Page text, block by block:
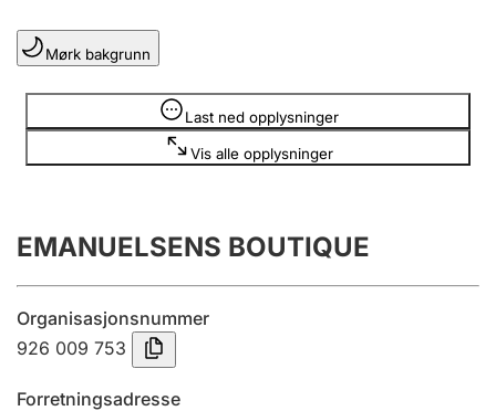
Lag og forening
Registrere, endre, slette
Årsregnskap
Innsending og forsinkelsesgebyr
Mørk bakgrunn
Last ned opplysninger
Vis alle opplysninger
Opplysninger er skjult
EMANUELSENS BOUTIQUE
Organisasjonsnummer
926 009 753
Forretningsadresse